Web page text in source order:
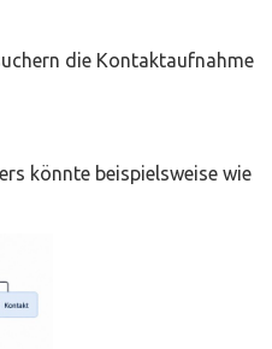
die Kontaktaufnahme
könnte beispielsweise wie